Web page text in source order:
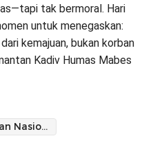
tak bermoral. Hari
untuk menegaskan:
kemajuan, bukan korban
Kadiv Humas Mabes
Kebangkitan Nasional vs. Kebangkitan Mesin: Siapa yang Menang?